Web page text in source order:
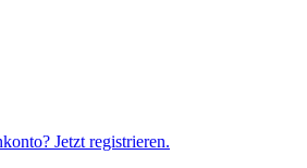
Jetzt registrieren.